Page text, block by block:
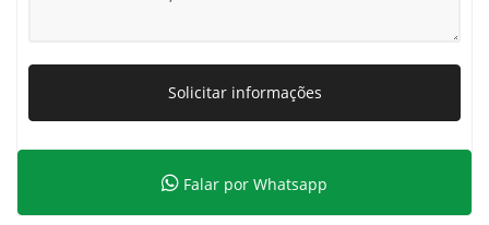
Solicitar informações
Falar por Whatsapp